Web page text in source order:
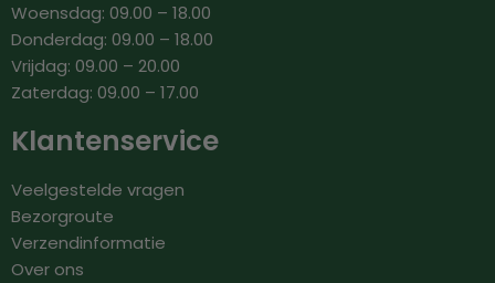
Woensdag: 09.00 – 18.00
Donderdag: 09.00 – 18.00
Vrijdag: 09.00 – 20.00
Zaterdag: 09.00 – 17.00
Klantenservice
Veelgestelde vragen
Bezorgroute
Verzendinformatie
Over ons